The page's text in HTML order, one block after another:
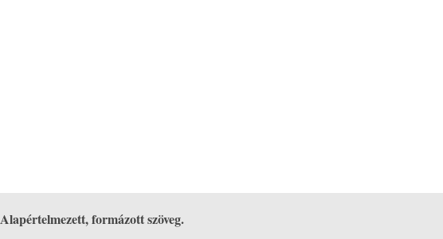
Alapértelmezett, formázott szöveg.